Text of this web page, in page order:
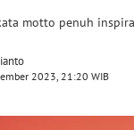
motto penuh
2023, 21:20 WIB